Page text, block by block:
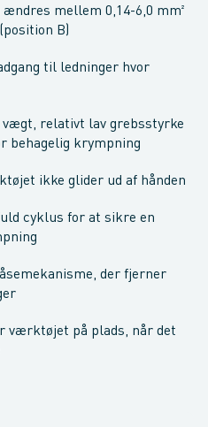
mellem 0,14-6,0 mm²
B)
til ledninger hvor
vægt, relativt lav grebsstyrke
behagelig krympning
ikke glider ud af hånden
cyklus for at sikre en
der fjerner
værktøjet på plads, når det